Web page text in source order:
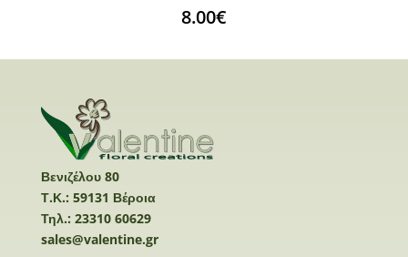
8.00€
Βενιζέλου 80
Τ.Κ.: 59131 Βέροια
Τηλ.: 23310 60629
sales@valentine.gr